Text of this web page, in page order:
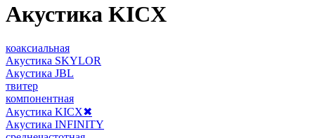
Акустика KICX
коаксиальная
Акустика SKYLOR
Акустика JBL
твитер
компонентная
Акустика KICX✖
Акустика INFINITY